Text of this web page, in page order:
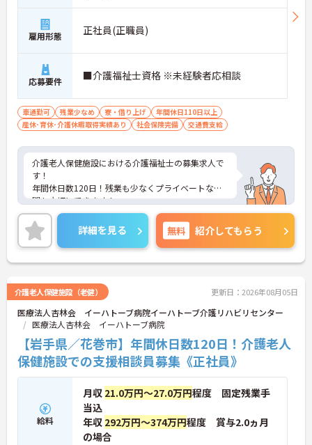
雇用形態 正社員(正職員)
応募要件 ■介護福祉士資格 ※未経験者応相談
車通勤可 残業少なめ 寮・借り上げ
年間休日110日以上
産休･育休･介護休暇取得実績あり
社会保険完備 交通費支給
介護老人保健施設における介護福祉士の募集求人で
す！
年間休日数120日！残業も少なくプライベートな時
間も大切にできます！
ご興味ある方には、面接のポイントなど、さらに詳
細をお話致しますのでお気軽にご相談ください。
詳細を見る 無料 紹介してもらう
介護老人保健施設（老健） 更新日：2026年08月05日
医療法人杏林会 イーハトーブ病院イーハトーブ介護リハビリセンター
医療法人杏林会 イーハトーブ病院
【岩手県／花巻市】年間休日数120日！介護老人
保健施設での支援相談員募集《正社員》
給料
月収 21.0万円～27.0万円程度 固定残業手
当込
年収 292万円～374万円程度 賞与2.0ヵ月
の場合